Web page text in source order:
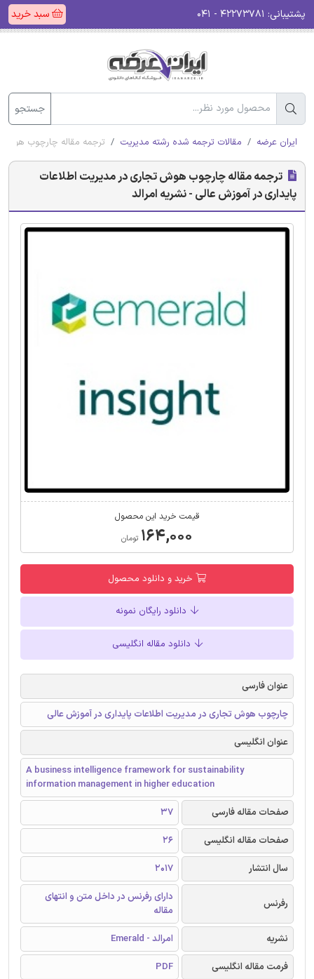
پشتیبانی: سبد خرید
جستجو
ایران عرضه مقالات ترجمه شده رشته مدیریت ترجمه مقاله چارچوب هوش
ترجمه مقاله چارچوب هوش تجاری در مدیریت اطلاعات
پایداری در آموزش عالی - نشریه امرالد
قیمت خرید این محصول
۱۶۴,۰۰۰ تومان
خرید و دانلود محصول
دانلود رایگان نمونه
دانلود مقاله انگلیسی
عنوان فارسی
چارچوب هوش تجاری در مدیریت اطلاعات پایداری در آموزش عالی
عنوان انگلیسی
A business intelligence framework for sustainability
information management in higher education
صفحات مقاله فارسی
37
صفحات مقاله انگلیسی
26
سال انتشار
2017
رفرنس
دارای رفرنس در داخل متن و انتهای
مقاله
نشریه
امرالد - Emerald
فرمت مقاله انگلیسی
PDF